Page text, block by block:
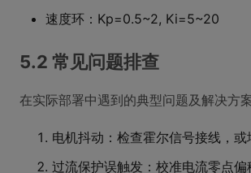
速度环：Kp=0.5~2, Ki=5~20
5.2 常见问题排查
在实际部署中遇到的典型问题及解决方案
电机抖动：检查霍尔信号接线，
过流保护误触发：校准电流零点